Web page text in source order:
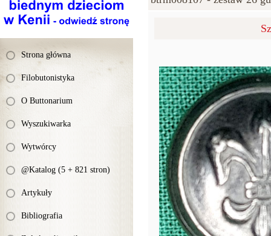
Strona główna
Filobutonistyka
O Buttonarium
Wyszukiwarka
Wytwórcy
@Katalog (5 + 821 stron)
Artykuły
Bibliografia